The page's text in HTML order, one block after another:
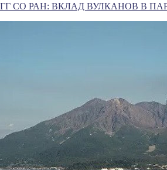
СО РАН: ВКЛАД ВУЛКАНОВ В